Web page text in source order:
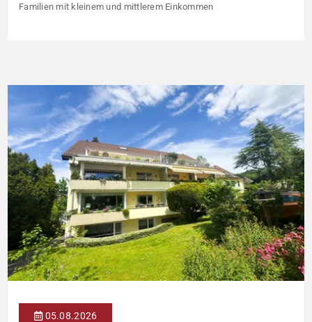
Familien mit kleinem und mittlerem Einkommen
05.08.2026